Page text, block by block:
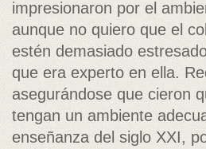
impresionaron por el
aunque no quiero que el
estén demasiado
que era experto en ella.
asegurándose que cieron
tengan un ambiente
enseñanza del siglo XXI,